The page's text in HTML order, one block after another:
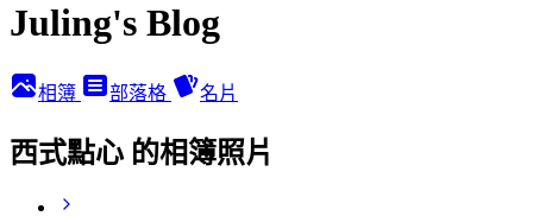
Juling's Blog
相簿 部落格 名片
西式點心 的相簿照片